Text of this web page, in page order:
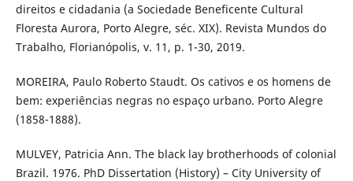
direitos e cidadania (a Sociedade Beneficente Cultural
Floresta Aurora, Porto Alegre, séc. XIX). Revista Mundos do
Trabalho, Florianópolis, v. 11, p. 1-30, 2019.
MOREIRA, Paulo Roberto Staudt. Os cativos e os homens de
bem: experiências negras no espaço urbano. Porto Alegre
(1858-1888).
MULVEY, Patricia Ann. The black lay brotherhoods of colonial
Brazil. 1976. PhD Dissertation (History) – City University of